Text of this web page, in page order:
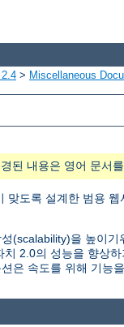
> Miscellaneous
된 내용은 영어 문서
맞도록 설계한 범용
(scalability)을 높이
2.0의 성능을 향상
은 속도를 위해 기능